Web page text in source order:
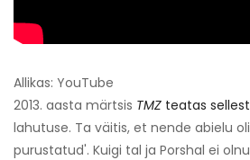
Allikas: YouTube
2013. aasta märtsis TMZ teatas sellest
lahutuse. Ta väitis, et nende abielu
purustatud'. Kuigi tal ja Porshal ei